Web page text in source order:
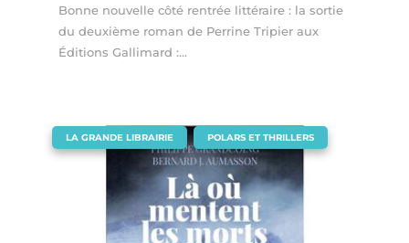
Bonne nouvelle côté rentrée littéraire : la sortie
du deuxième roman de Perrine Tripier aux
Éditions Gallimard :...
LA GRANDE LIBRAIRIE POLARS ET THRILLERS